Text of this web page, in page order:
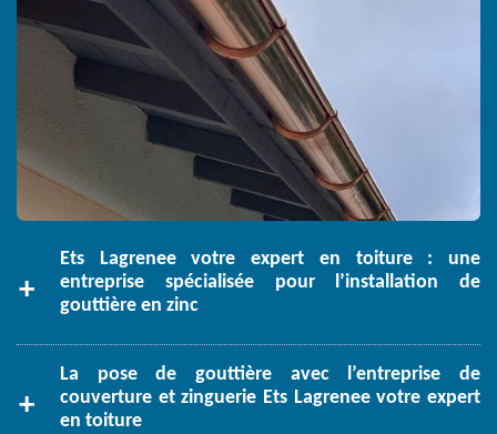
Ets Lagrenee votre expert en toiture : une
entreprise spécialisée pour l’installation de
gouttière en zinc
La pose de gouttière avec l’entreprise de
couverture et zinguerie Ets Lagrenee votre expert
en toiture